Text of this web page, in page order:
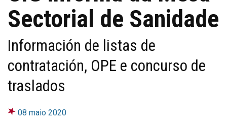
Sectorial de Sanidade
Información de listas de
contratación, OPE e concurso de
traslados
08 maio 2020